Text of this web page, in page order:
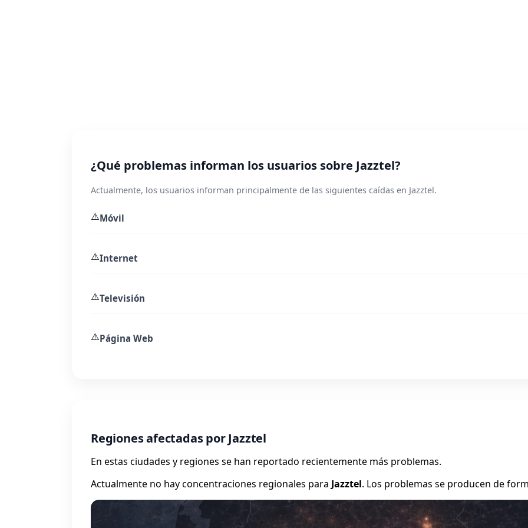
¿Qué problemas informan los usuarios sobre Jazztel?
Actualmente, los usuarios informan principalmente de las siguientes caídas en Jazztel.
⚠️Móvil
⚠️Internet
⚠️Televisión
⚠️Página Web
Regiones afectadas por Jazztel
En estas ciudades y regiones se han reportado recientemente más problemas.
Actualmente no hay concentraciones regionales para Jazztel. Los problemas se producen de